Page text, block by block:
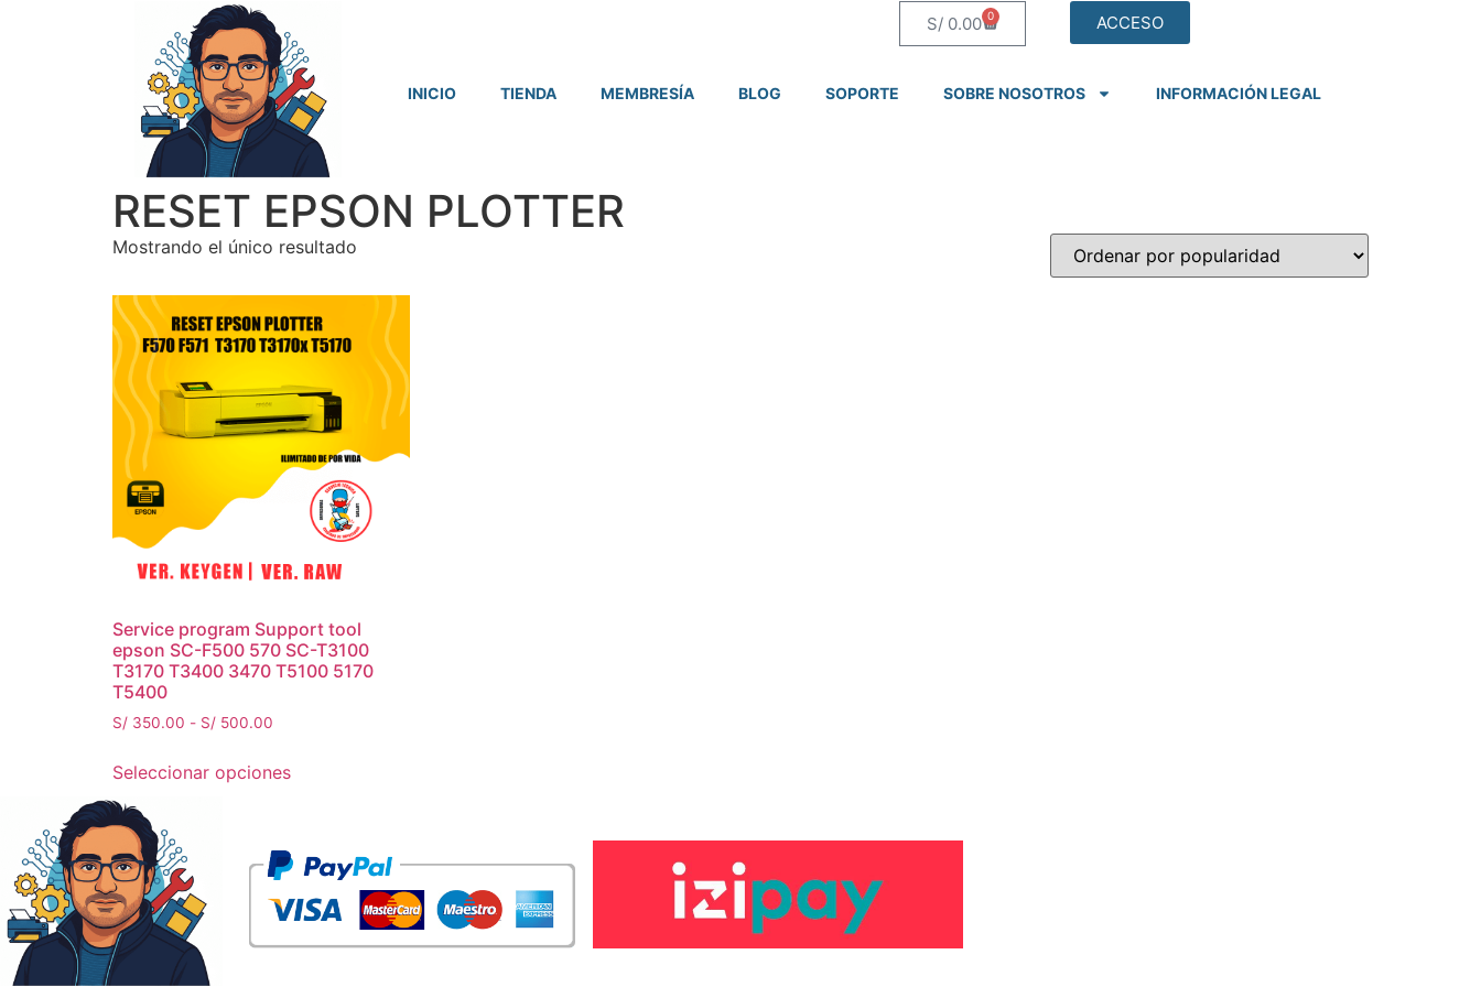
S/ 0.00 0 ACCESO
INICIO TIENDA MEMBRESÍA BLOG SOPORTE SOBRE NOSOTROS INFORMACIÓN LEGAL
RESET EPSON PLOTTER
Mostrando el único resultado
Service program Support tool
epson SC-F500 570 SC-T3100
T3170 T3400 3470 T5100 5170
T5400
S/ 350.00 - S/ 500.00
Seleccionar opciones